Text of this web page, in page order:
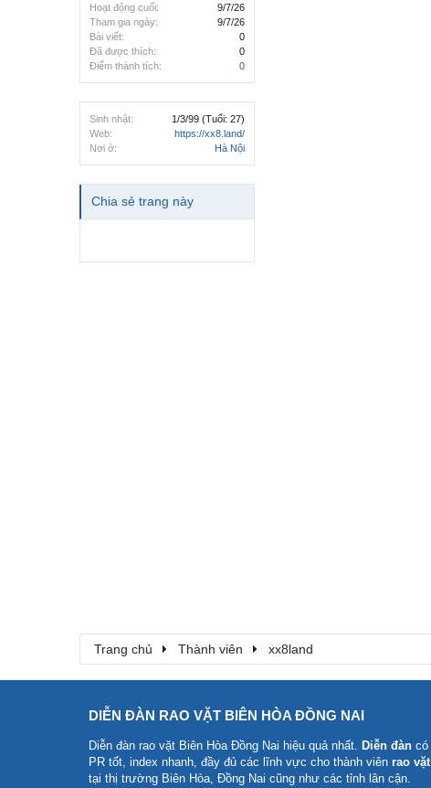
Hoạt động cuối:
9/7/26
Tham gia ngày:
9/7/26
Bài viết:
0
Đã được thích:
0
Điểm thành tích:
0
Sinh nhật: 1/3/99 (Tuổi: 27)
Web:
https://xx8.land/
Nơi ở:
Hà Nội
Chia sẻ trang này
Trang chủ Thành viên xx8land
DIỄN ĐÀN RAO VẶT BIÊN HÒA ĐỒNG NAI
Diễn đàn rao vặt Biên Hòa Đồng Nai hiệu quả nhất. Diễn đàn có
PR tốt, index nhanh, đầy đủ các lĩnh vực cho thành viên rao vặt
tại thị trường Biên Hòa, Đồng Nai cũng như các tỉnh lân cận.